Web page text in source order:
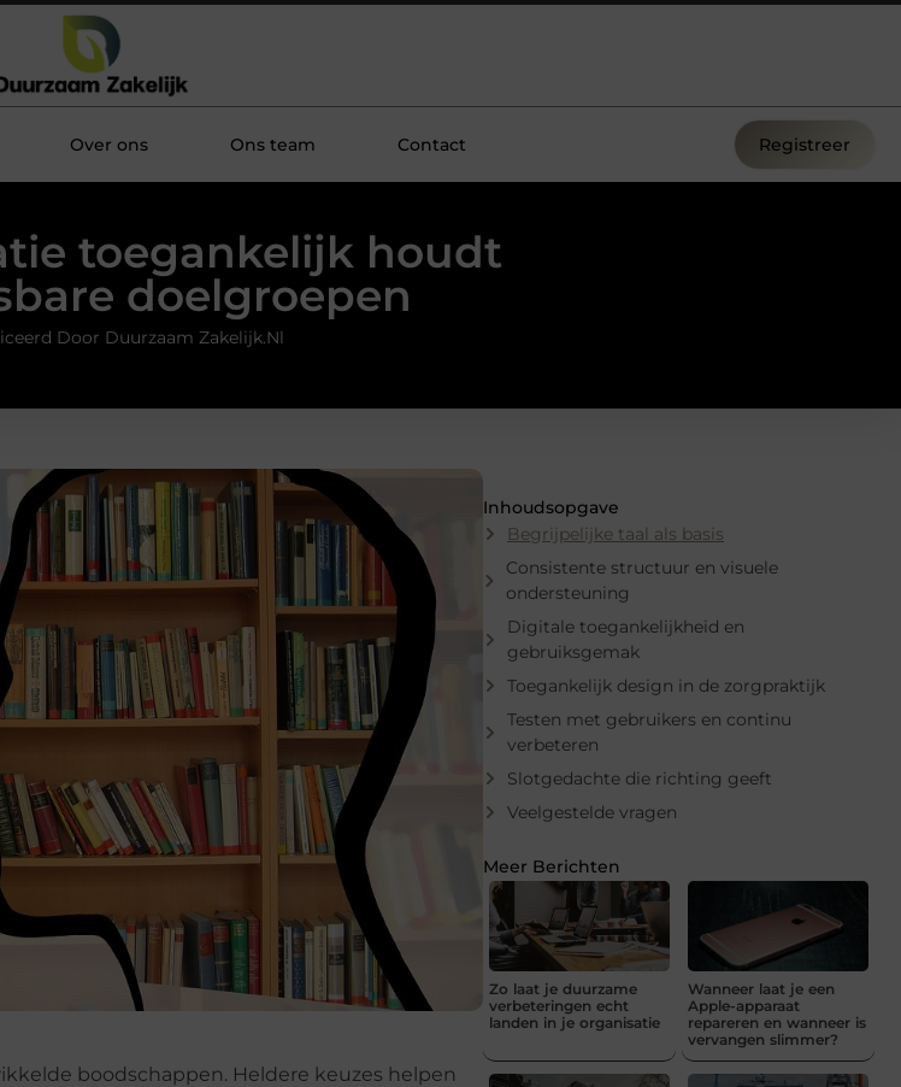
Over ons Ons team Contact Registreer
toegankelijk houdt
doelgroepen
Door Duurzaam Zakelijk.nl
boodschappen. Heldere keuzes helpen
Inhoudsopgave
Begrijpelijke taal als basis
Consistente structuur en visuele
ondersteuning
Digitale toegankelijkheid en
gebruiksgemak
Toegankelijk design in de zorgpraktijk
Testen met gebruikers en continu
verbeteren
Slotgedachte die richting geeft
Veelgestelde vragen
Meer Berichten
Zo laat je duurzame
verbeteringen echt
landen in je organisatie
Wanneer laat je een
Apple-apparaat
repareren en wanneer is
vervangen slimmer?